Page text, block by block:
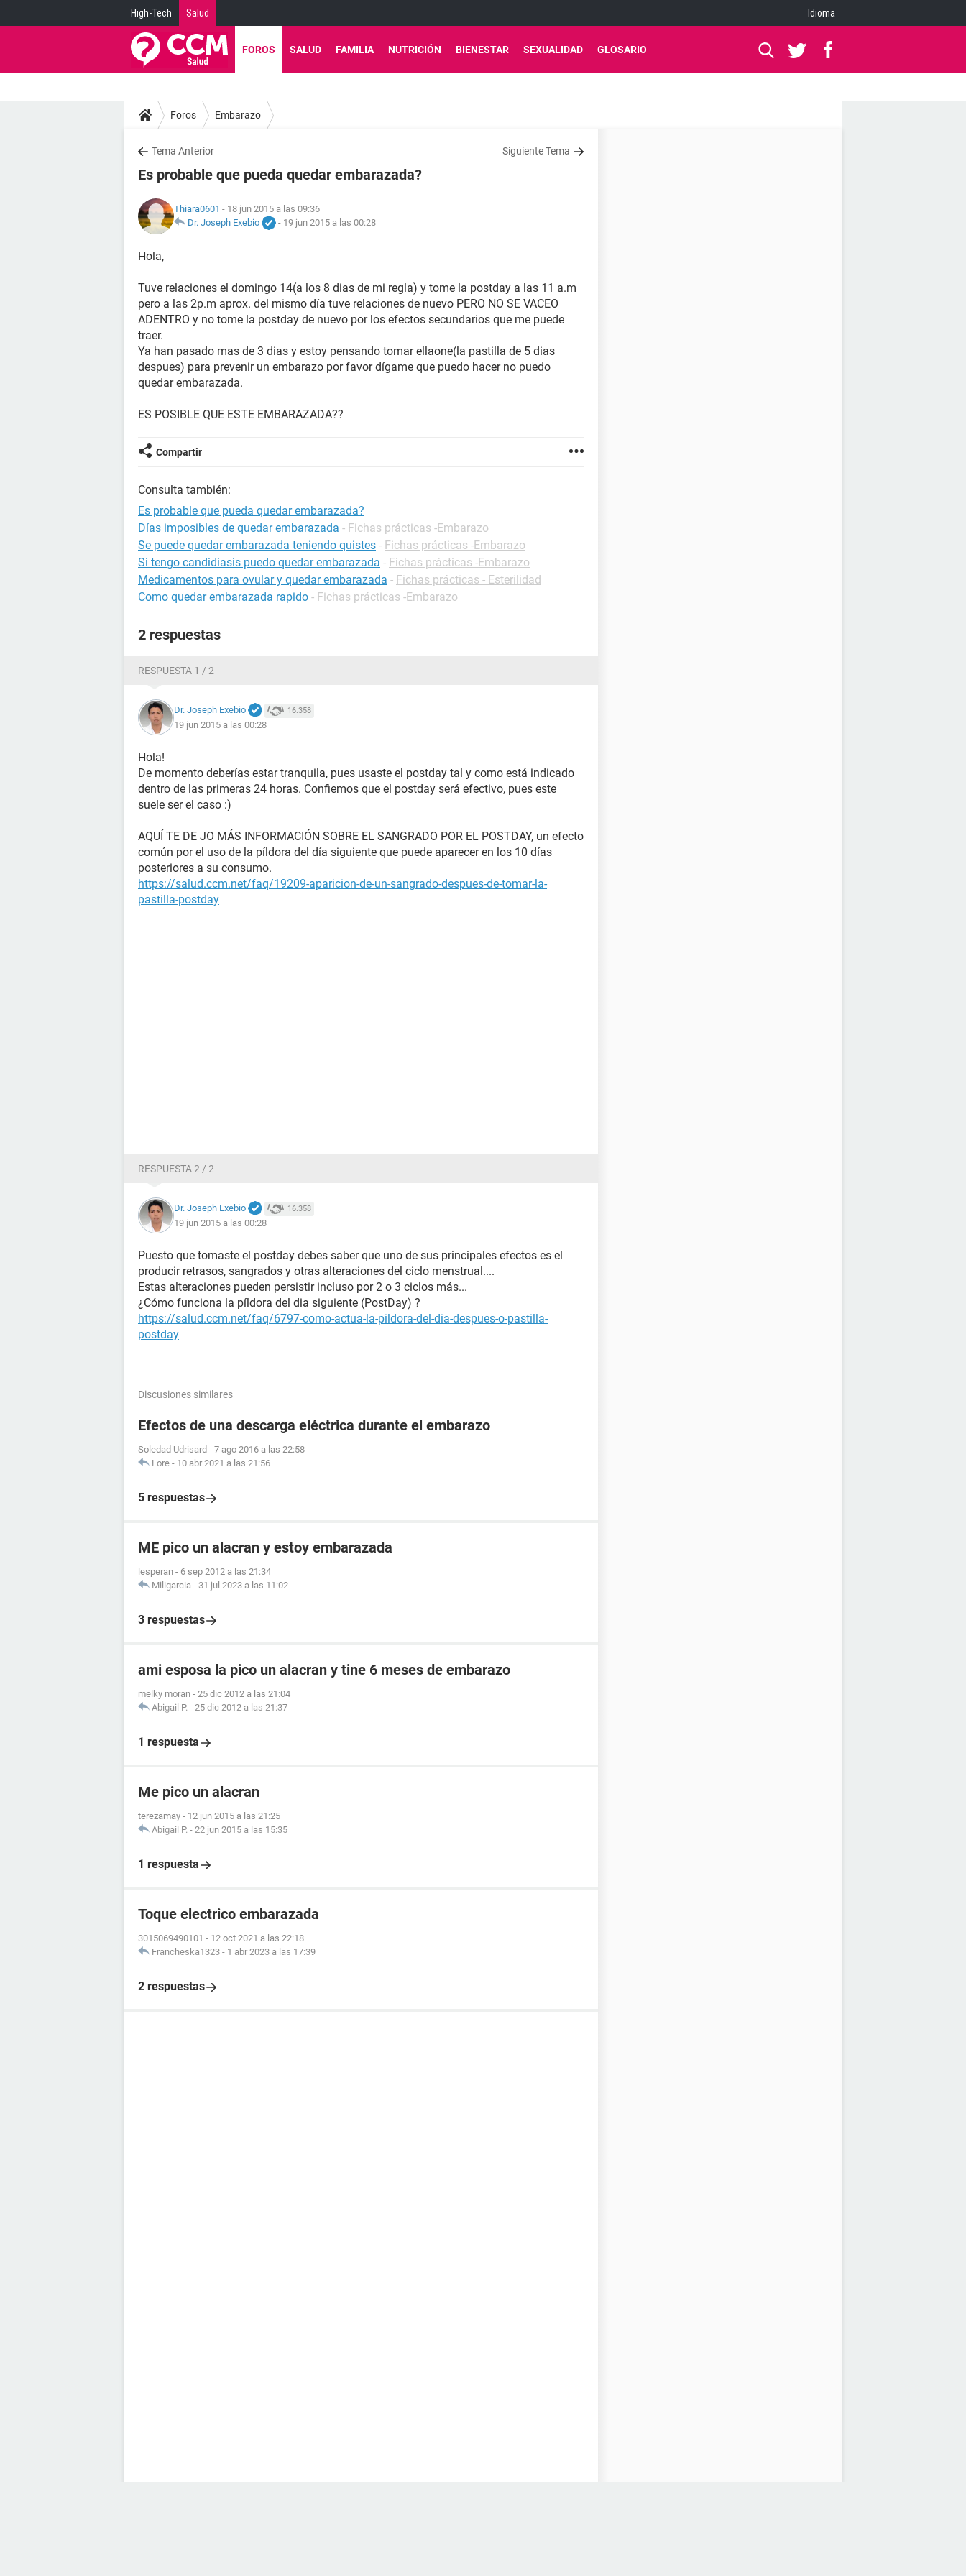
High-Tech Salud Idioma
FOROS SALUD FAMILIA NUTRICIÓN BIENESTAR SEXUALIDAD GLOSARIO
Foros Embarazo
Tema Anterior Siguiente Tema
Es probable que pueda quedar embarazada?
Thiara0601 - 18 jun 2015 a las 09:36
Dr. Joseph Exebio
- 19 jun 2015 a las 00:28
Hola,
Tuve relaciones el domingo 14(a los 8 dias de mi regla) y tome la postday a las 11 a.m
pero a las 2p.m aprox. del mismo día tuve relaciones de nuevo PERO NO SE VACEO
ADENTRO y no tome la postday de nuevo por los efectos secundarios que me puede
traer.
Ya han pasado mas de 3 dias y estoy pensando tomar ellaone(la pastilla de 5 dias
despues) para prevenir un embarazo por favor dígame que puedo hacer no puedo
quedar embarazada.
ES POSIBLE QUE ESTE EMBARAZADA??
Compartir
Consulta también:
Es probable que pueda quedar embarazada?
Días imposibles de quedar embarazada - Fichas prácticas -Embarazo
Se puede quedar embarazada teniendo quistes - Fichas prácticas -Embarazo
Si tengo candidiasis puedo quedar embarazada - Fichas prácticas -Embarazo
Medicamentos para ovular y quedar embarazada - Fichas prácticas - Esterilidad
Como quedar embarazada rapido - Fichas prácticas -Embarazo
2 respuestas
RESPUESTA 1 / 2
Dr. Joseph Exebio 16.358
19 jun 2015 a las 00:28
Hola!
De momento deberías estar tranquila, pues usaste el postday tal y como está indicado
dentro de las primeras 24 horas. Confiemos que el postday será efectivo, pues este
suele ser el caso :)
AQUÍ TE DE JO MÁS INFORMACIÓN SOBRE EL SANGRADO POR EL POSTDAY, un efecto
común por el uso de la píldora del día siguiente que puede aparecer en los 10 días
posteriores a su consumo.
https://salud.ccm.net/faq/19209-aparicion-de-un-sangrado-despues-de-tomar-la-
pastilla-postday
RESPUESTA 2 / 2
Dr. Joseph Exebio 16.358
19 jun 2015 a las 00:28
Puesto que tomaste el postday debes saber que uno de sus principales efectos es el
producir retrasos, sangrados y otras alteraciones del ciclo menstrual....
Estas alteraciones pueden persistir incluso por 2 o 3 ciclos más...
¿Cómo funciona la píldora del dia siguiente (PostDay) ?
https://salud.ccm.net/faq/6797-como-actua-la-pildora-del-dia-despues-o-pastilla-
postday
Discusiones similares
Efectos de una descarga eléctrica durante el embarazo
Soledad Udrisard - 7 ago 2016 a las 22:58
Lore - 10 abr 2021 a las 21:56
5 respuestas
ME pico un alacran y estoy embarazada
lesperan - 6 sep 2012 a las 21:34
Miligarcia - 31 jul 2023 a las 11:02
3 respuestas
ami esposa la pico un alacran y tine 6 meses de embarazo
melky moran - 25 dic 2012 a las 21:04
Abigail P. - 25 dic 2012 a las 21:37
1 respuesta
Me pico un alacran
terezamay - 12 jun 2015 a las 21:25
Abigail P. - 22 jun 2015 a las 15:35
1 respuesta
Toque electrico embarazada
3015069490101 - 12 oct 2021 a las 22:18
Francheska1323 - 1 abr 2023 a las 17:39
2 respuestas